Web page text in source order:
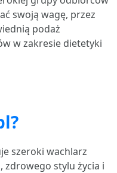
swoją wagę, przez
podaż
w zakresie dietetyki
szeroki wachlarz
zdrowego stylu życia i